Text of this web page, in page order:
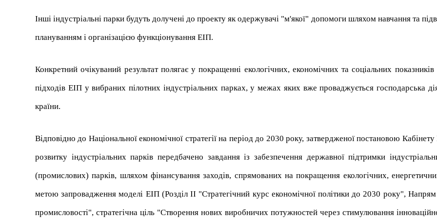
Інші індустріальні парки будуть долучені до проекту як одержувачі "м'якої" допомоги шляхом навчання та
плануванням і організацією функціонування ЕІП.
Конкретний очікуваний результат полягає у покращенні екологічних, економічних та соціальних
підходів ЕІП у вибраних пілотних індустріальних парках, у межах яких вже проваджується господарська
країни.
Відповідно до Національної економічної стратегії на період до 2030 року, затвердженої постановою
розвитку індустріальних парків передбачено завдання із забезпечення державної підтримки
(промислових) парків, шляхом фінансування заходів, спрямованих на покращення екологічних,
метою запровадження моделі ЕІП (Розділ ІІ "Стратегічний курс економічної політики до 2030 року",
промисловості", стратегічна ціль "Створення нових виробничих потужностей через стимулювання